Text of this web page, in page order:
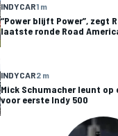
INDYCAR1 m
“Power blijft Power”, zegt
laatste ronde Road
INDYCAR2 m
Mick Schumacher leunt op
voor eerste Indy 500